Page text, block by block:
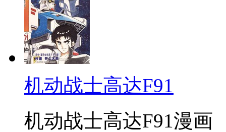
机动战士高达F91
机动战士高达F91漫画